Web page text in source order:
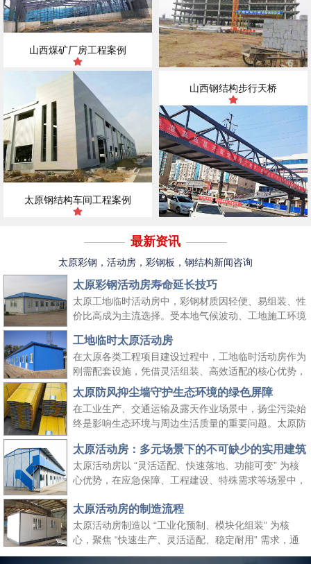
山西煤矿厂房工程案例
太原钢结构车间工程案例
山西钢结构步行天桥
最新资讯
太原彩钢，活动房，彩钢板，钢结构新闻咨询
太原彩钢活动房寿命延长技巧
太原工地临时活动房中，彩钢材质因轻便、易组装、性
价比高成为主流选择。受本地气候波动、工地施工环境
握科学的养护方法，既能延长其使用周期、降低工地周
转成本，又能保障太原工地临时活动房的使用安全，适
配长期施工场景需求。
工地临时太原活动房
在太原各类工程项目建设过程中，工地临时活动房作为
刚需配套设施，凭借灵活组装、高效适配的核心优势，
成为保障施工团队生活与工作的重要空间载体。它既能
快速响应工地临时空间需求，又能适配太原本地气候与
施工场景特点，为工程项目顺利推进提供坚实支撑，同
时契合绿色施工、高效管控的行业理念。
太原防风抑尘墙守护生态环境的绿色屏障
在工业生产、交通运输及露天作业场景中，扬尘污染始
终是影响生态环境与周边生活质量的重要问题。太原防
学的结构设计与实用性能，成为各行各业管控扬尘、践
行绿色发展理念的关键选择，为生态保护与生产安全筑
起双重防线。
太原活动房：多元场景下的不可缺少的实用建筑
太原活动房以 “灵活适配、快速落地、功能可变” 为核
心优势，在应急保障、工程建设、特殊需求等场景中，
决了 “临时使用” 的便捷性需求，更填补了传统建筑在
时效性、灵活性与经济性上的空白，是现代社会应对多
元需求的重要建筑补充。
太原活动房的制造流程
太原活动房制造以 “工业化预制、模块化组装” 为核
心，聚焦 “快速生产、灵活适配、稳定耐用” 需求，通
过标准化流程把控各环节，确保成品满足临时办公、居